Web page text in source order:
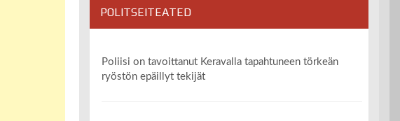
POLITSEITEATED
Poliisi on tavoittanut Keravalla tapahtuneen törkeän
ryöstön epäillyt tekijät